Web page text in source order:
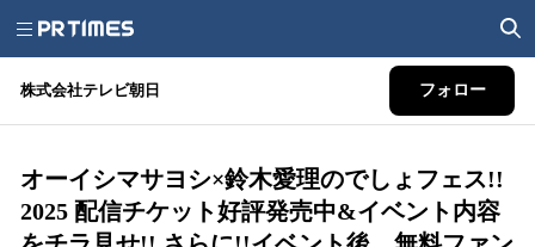
株式会社テレビ朝日 フォロー
オーイシマサヨシ×鈴木愛理のでしょフェス!!
2025 配信チケット好評発売中&イベント内容